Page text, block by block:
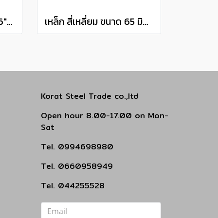
เหล็ก สี่เหลี่ยม ขนาด 5/16" (8 มิล) ลิ่มสี่เหลี่ยมแดง เกรด S50C steel square bar แบ่งขายความยาว 10 เซนติเมตร เหล็ก สี่เหลี่ยม ขนาด 65 มิล ลิ่มสี่เหลี่ยมแดง เกรด S50C steel square bar แบ่งขายความยาว 10 เซนติเมตร
Korat Steel Trade co.,ltd
Open hour 8.00-17.00 on Mon-
Sat
Tel. 0994698980
Tel. 0660958949
Tel. 044255528